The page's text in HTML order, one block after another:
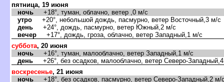
пятница, 19 июня
ночь +18°, туман, облачно, ветер ,0 м/с
утро +20°, небольшой дождь, пасмурно, ветер Восточный,3 м/с
день +24°, дождь, пасмурно, ветер Южный,2 м/с
ечер +17°, дождь, гроза, облачно, ветер Западный,1 м/с
суббота, 20 июня
ночь +16°, туман, малооблачно, ветер Западный,1 м/с
день +26°, без осадков, малооблачно, ветер Северо-
оскресенье, 21 июня
ночь +18°, без осадков, пасмурно, ветер Северо-Западный,2 м/